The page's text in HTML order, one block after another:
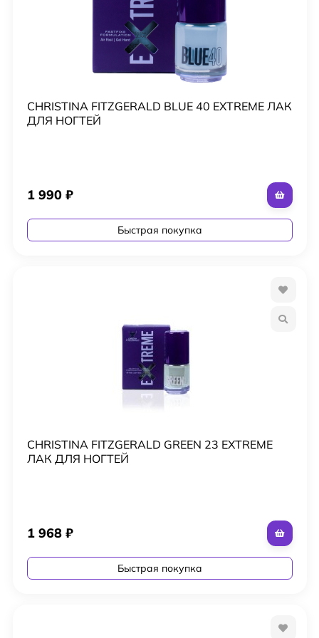
CHRISTINA FITZGERALD BLUE 40 EXTREME ЛАК
ДЛЯ НОГТЕЙ
1 990 ₽
Быстрая покупка
CHRISTINA FITZGERALD GREEN 23 EXTREME
ЛАК ДЛЯ НОГТЕЙ
1 968 ₽
Быстрая покупка